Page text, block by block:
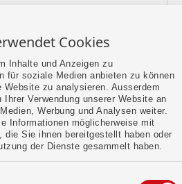
Cookies
Inhalte und Anzeigen zu
für soziale Medien anbieten zu können
zu analysieren. Ausserdem
Verwendung unserer Website an
Werbung und Analysen weiter.
Informationen möglicherweise mit
die Sie ihnen bereitgestellt haben oder
der Dienste gesammelt haben.